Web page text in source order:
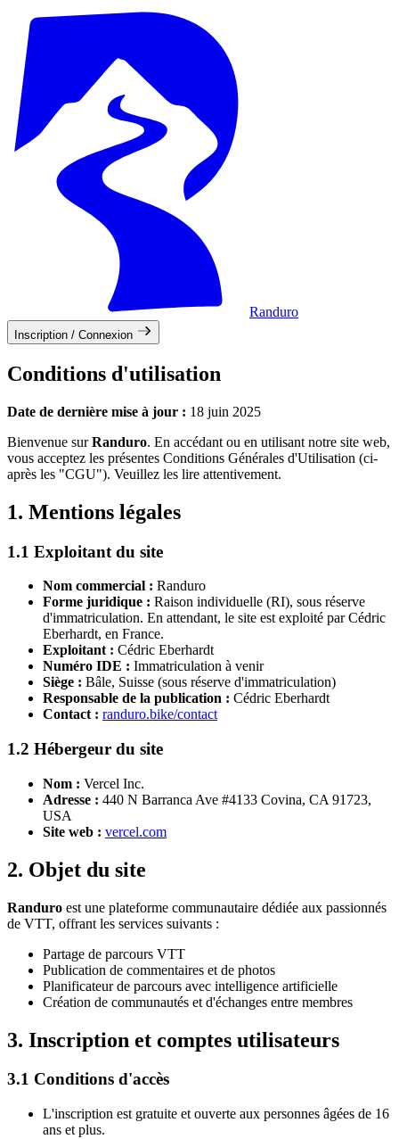
Randuro
Inscription / Connexion
Conditions d'utilisation
Date de dernière mise à jour : 18 juin 2025
Bienvenue surRanduro. En accédant ou en utilisant notre site web,
vous acceptez les présentes Conditions Générales d'Utilisation (ci-
après les "CGU"). Veuillez les lire attentivement.
1. Mentions légales
1.1 Exploitant du site
Nom commercial : Randuro
Forme juridique : Raison individuelle (RI), sous réserve
d'immatriculation. En attendant, le site est exploité par Cédric
Eberhardt, en France.
Exploitant : Cédric Eberhardt
Numéro IDE : Immatriculation à venir
Siège : Bâle, Suisse (sous réserve d'immatriculation)
Responsable de la publication : Cédric Eberhardt
Contact : randuro.bike/contact
1.2 Hébergeur du site
Nom : Vercel Inc.
Adresse : 440 N Barranca Ave #4133 Covina, CA 91723,
USA
Site web : vercel.com
2. Objet du site
Randuro est une plateforme communautaire dédiée aux passionnés
de VTT, offrant les services suivants :
Partage de parcours VTT
Publication de commentaires et de photos
Planificateur de parcours avec intelligence artificielle
Création de communautés et d'échanges entre membres
3. Inscription et comptes utilisateurs
3.1 Conditions d'accès
L'inscription est gratuite et ouverte aux personnes âgées de 16
ans et plus.